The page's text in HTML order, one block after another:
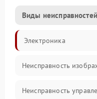
Виды неисправностей
Электроника
Неисправность
Неисправность